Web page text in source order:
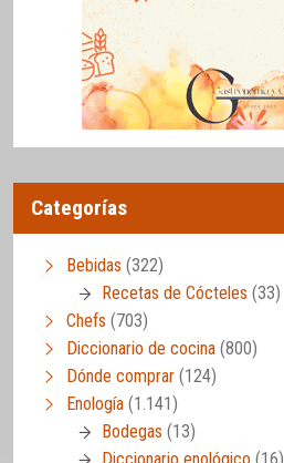
Categorías
Bebidas (322)
Recetas de Cócteles (33)
Chefs (703)
Diccionario de cocina (800)
Dónde comprar (124)
Enología (1.141)
Bodegas (13)